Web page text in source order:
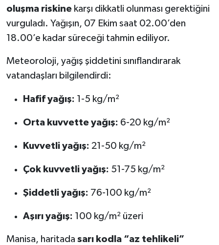
oluşma riskinekarşı dikkatli olunması gerektiğini
vurguladı. Yağışın, 07 Ekim saat 02.00’den
18.00’e kadar süreceği tahmin ediliyor.
Meteoroloji, yağış şiddetini sınıflandırarak
vatandaşları bilgilendirdi:
Hafif yağış: 1-5 kg/m²
Orta kuvvette yağış: 6-20 kg/m²
Kuvvetli yağış: 21-50 kg/m²
Çok kuvvetli yağış: 51-75 kg/m²
Şiddetli yağış: 76-100 kg/m²
Aşırı yağış: 100 kg/m² üzeri
Manisa, haritada sarı kodla “az tehlikeli”